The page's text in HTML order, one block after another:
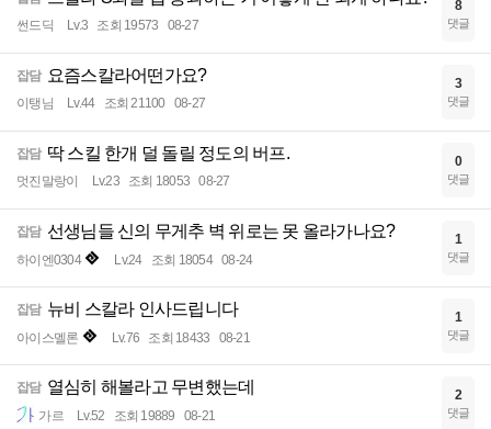
썬드딕 Lv.3 조회 19573 08-27
8
댓글
잡담 요즘스칼라어떤가요?
이탱님 Lv.44 조회 21100 08-27
3
댓글
잡담 딱 스킬 한개 덜 돌릴 정도의 버프.
멋진말랑이 Lv.23 조회 18053 08-27
0
댓글
잡담 선생님들 신의 무게추 벽 위로는 못 올라가나요?
하이엔0304 Lv.24 조회 18054 08-24
1
댓글
잡담 뉴비 스칼라 인사드립니다
아이스멜론 Lv.76 조회 18433 08-21
1
댓글
잡담 열심히 해볼라고 무변했는데
가르 Lv.52 조회 19889 08-21
2
댓글